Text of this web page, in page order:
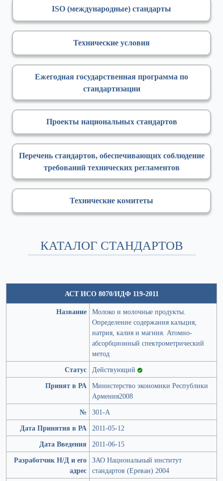
ISO (международные) стандарты
Технические условия
Ежегодная государственная программа по
стандартизации
Проекты национальных стандартов
Перечень стандартов, обеспечивающих соблюдение
требований технических регламентов
Технические комитеты
КАТАЛОГ СТАНДАРТОВ
АСТ ИСО 8070/ИДФ 119-2011
Название Молоко и молочные продукты.
Определение содержания кальция,
натрия, калия и магния. Атомно-
абсорбционный спектрометрический
метод
Статус Действующий
Принят в РА Министерство экономики Республики
Армения2008
№
301-А
Дата Принятия в РА 2011-05-12
Дата Введения
2011-06-15
Разработчик Н/Д и его
адрес
ЗАО Национальный институт
стандартов (Ереван) 2004